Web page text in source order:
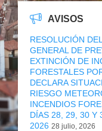
AVISOS
RESOLUCIÓN
GENERAL DE
EXTINCIÓN DE
FORESTALES
DECLARA
RIESGO
INCENDIOS
DÍAS 28, 29, 30 Y
2026 28 julio, 2026